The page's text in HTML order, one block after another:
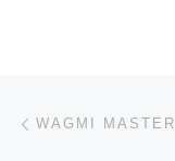
文章导航
WAGMI MASTER